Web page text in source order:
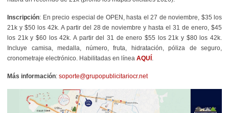
Inscripción: En precio especial de OPEN, hasta el 27 de noviembre, $35 los
21k y $50 los 42k. A partir del 28 de noviembre y hasta el 31 de enero, $45
los 21k y $60 los 42k. A partir del 31 de enero $55 los 21k y $80 los 42k.
Incluye camisa, medalla, número, fruta, hidratación, póliza de seguro,
cronometraje electrónico. Habilitadas en línea AQUÍ
Más información: soporte@grupopublicitariocr.net